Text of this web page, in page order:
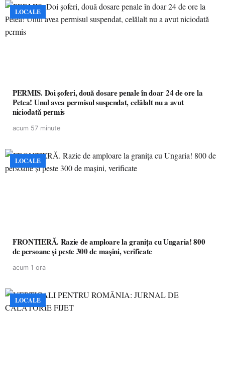
LOCALE
PERMIS. Doi șoferi, două dosare penale în doar 24 de ore la
Petea! Unul avea permisul suspendat, celălalt nu a avut
niciodată permis
acum 57 minute
LOCALE
FRONTIERĂ. Razie de amploare la granița cu Ungaria! 800
de persoane și peste 300 de mașini, verificate
acum 1 ora
LOCALE